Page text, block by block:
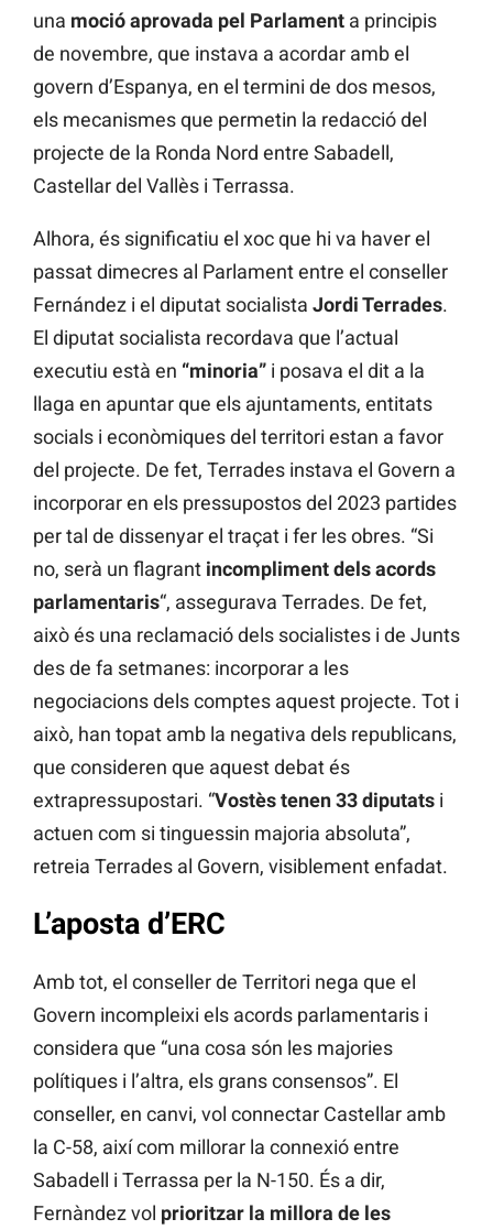
una moció aprovada pel Parlament a principis
de novembre, que instava a acordar amb el
govern d’Espanya, en el termini de dos mesos,
els mecanismes que permetin la redacció del
projecte de la Ronda Nord entre Sabadell,
Castellar del Vallès i Terrassa.
Alhora, és significatiu el xoc que hi va haver el
passat dimecres al Parlament entre el conseller
Fernández i el diputat socialista Jordi Terrades.
El diputat socialista recordava que l’actual
executiu està en “minoria” i posava el dit a la
llaga en apuntar que els ajuntaments, entitats
socials i econòmiques del territori estan a favor
del projecte. De fet, Terrades instava el Govern a
incorporar en els pressupostos del 2023 partides
per tal de dissenyar el traçat i fer les obres. “Si
no, serà un flagrant incompliment dels acords
parlamentaris“, assegurava Terrades. De fet,
això és una reclamació dels socialistes i de Junts
des de fa setmanes: incorporar a les
negociacions dels comptes aquest projecte. Tot i
això, han topat amb la negativa dels republicans,
que consideren que aquest debat és
extrapressupostari. “Vostès tenen 33 diputats i
actuen com si tinguessin majoria absoluta”,
retreia Terrades al Govern, visiblement enfadat.
L’aposta d’ERC
Amb tot, el conseller de Territori nega que el
Govern incompleixi els acords parlamentaris i
considera que “una cosa són les majories
polítiques i l’altra, els grans consensos”. El
conseller, en canvi, vol connectar Castellar amb
la C-58, així com millorar la connexió entre
Sabadell i Terrassa per la N-150. És a dir,
Fernàndez vol prioritzar la millora de les